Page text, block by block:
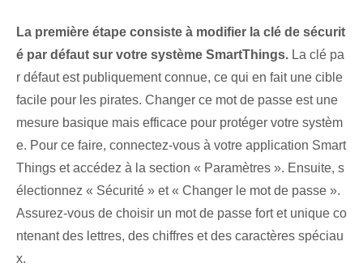
La première étape consiste à modifier la clé de sécurit
é par défaut sur votre système SmartThings. La clé pa
r défaut est publiquement connue, ce qui en fait une cible
facile pour les pirates. Changer ce mot de passe est une
mesure basique mais efficace pour protéger votre systèm
e. Pour ce faire, connectez-vous à votre application Smart
Things et accédez à la section « Paramètres ». ​Ensuite, s
électionnez « Sécurité » et « Changer le mot de passe ».
Assurez-vous de choisir un mot de passe fort et unique co
ntenant des lettres, des chiffres et des caractères spéciau
x.